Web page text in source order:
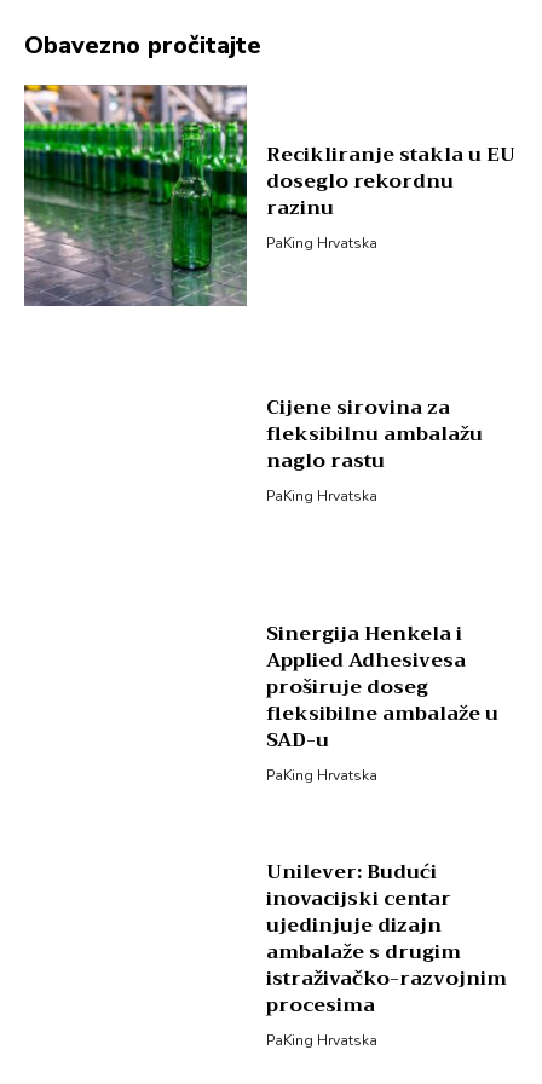
Obavezno pročitajte
Recikliranje stakla u EU
doseglo rekordnu
razinu
PaKing Hrvatska
Cijene sirovina za
fleksibilnu ambalažu
naglo rastu
PaKing Hrvatska
Sinergija Henkela i
Applied Adhesivesa
proširuje doseg
fleksibilne ambalaže u
SAD-u
PaKing Hrvatska
Unilever: Budući
inovacijski centar
ujedinjuje dizajn
ambalaže s drugim
istraživačko-razvojnim
procesima
PaKing Hrvatska